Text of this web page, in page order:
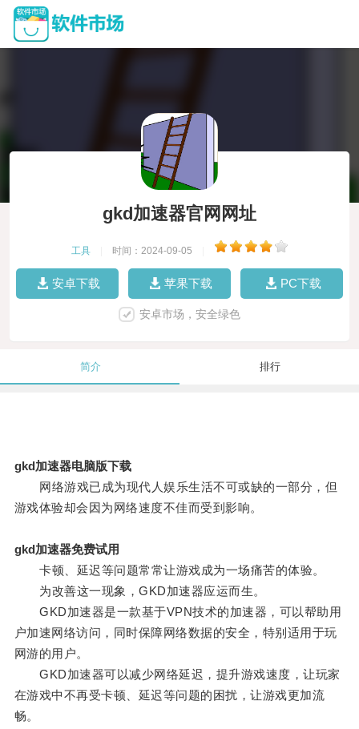
gkd加速器官网网址
工具 时间：2024-09-05
安卓下载 苹果下载 PC下载
安卓市场，安全绿色
简介 排行
gkd加速器电脑版下载
网络游戏已成为现代人娱乐生活不可或缺的一部分，但
游戏体验却会因为网络速度不佳而受到影响。
gkd加速器免费试用
卡顿、延迟等问题常常让游戏成为一场痛苦的体验。
为改善这一现象，GKD加速器应运而生。
GKD加速器是一款基于VPN技术的加速器，可以帮助用
户加速网络访问，同时保障网络数据的安全，特别适用于玩
网游的用户。
GKD加速器可以减少网络延迟，提升游戏速度，让玩家
在游戏中不再受卡顿、延迟等问题的困扰，让游戏更加流
畅。